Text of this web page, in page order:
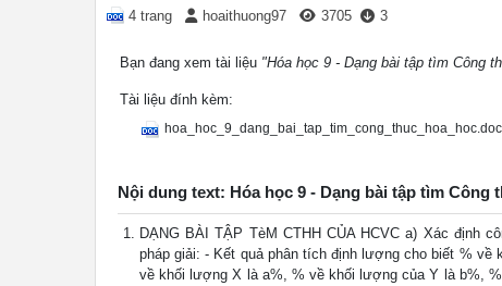
4 trang hoaithuong97 3705 3
Bạn đang xem tài liệu "Hóa học 9 - Dạng bài tập tìm Công
Tài liệu đính kèm:
hoa_hoc_9_dang_bai_tap_tim_cong_thuc_hoa_hoc.doc
Nội dung text: Hóa học 9 - Dạng bài tập tìm Công
DẠNG BÀI TẬP TèM CTHH CỦA HCVC a) Xác định
pháp giải: - Kết quả phân tích định lượng cho biết %
về khối lượng X là a%, % về khối lượng của Y là b%,